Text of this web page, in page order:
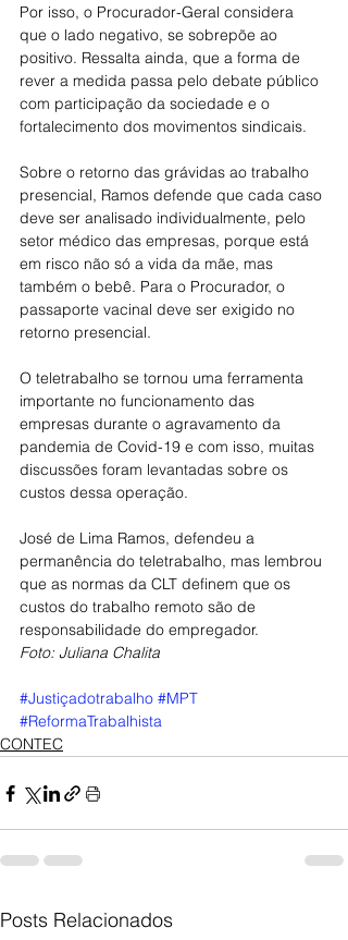
Por isso, o Procurador-Geral considera
que o lado negativo, se sobrepõe ao
positivo. Ressalta ainda, que a forma de
rever a medida passa pelo debate público
com participação da sociedade e o
fortalecimento dos movimentos sindicais.
Sobre o retorno das grávidas ao trabalho
presencial, Ramos defende que cada caso
deve ser analisado individualmente, pelo
setor médico das empresas, porque está
em risco não só a vida da mãe, mas
também o bebê. Para o Procurador, o
passaporte vacinal deve ser exigido no
retorno presencial.
O teletrabalho se tornou uma ferramenta
importante no funcionamento das
empresas durante o agravamento da
pandemia de Covid-19 e com isso, muitas
discussões foram levantadas sobre os
custos dessa operação.
José de Lima Ramos, defendeu a
permanência do teletrabalho, mas lembrou
que as normas da CLT definem que os
custos do trabalho remoto são de
responsabilidade do empregador.
Foto: Juliana Chalita
#Justiçadotrabalho #MPT
#ReformaTrabalhista
CONTEC
Posts Relacionados